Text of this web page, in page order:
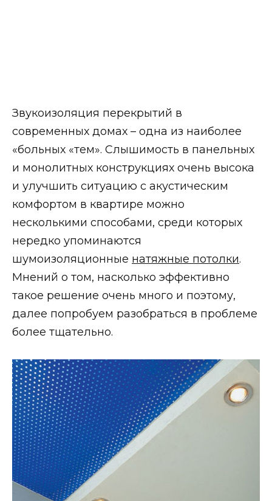
Звукоизоляция перекрытий в
современных домах – одна из наиболее
«больных «тем». Слышимость в панельных
и монолитных конструкциях очень высока
и улучшить ситуацию с акустическим
комфортом в квартире можно
несколькими способами, среди которых
нередко упоминаются
шумоизоляционные натяжные потолки.
Мнений о том, насколько эффективно
такое решение очень много и поэтому,
далее попробуем разобраться в проблеме
более тщательно.